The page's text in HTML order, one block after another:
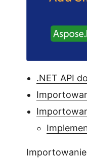
.NET API